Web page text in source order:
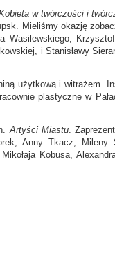
w twórczości i
Mieliśmy okazję
Wasilewskiego,
i Stanisławy
użytkową i witrażem.
plastyczne w
Artyści Miastu.
Anny Tkacz, Mileny
Kobusa,